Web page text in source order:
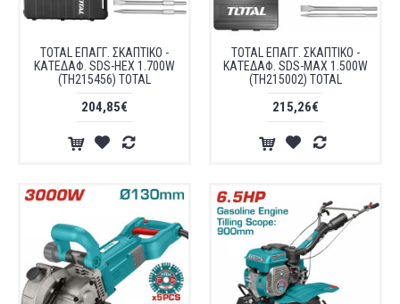
TOTAL ΕΠΑΓΓ. ΣΚΑΠΤΙΚΟ -
ΚΑΤΕΔΑΦ. SDS-HEX 1.700W
(TH215456) TOTAL
204,85€
TOTAL ΕΠΑΓΓ. ΣΚΑΠΤΙΚΟ -
ΚΑΤΕΔΑΦ. SDS-ΜΑΧ 1.500W
(TH215002) TOTAL
215,26€